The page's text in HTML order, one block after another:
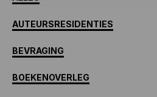
AUTEURSRESIDENTIES
BEVRAGING
BOEKENOVERLEG